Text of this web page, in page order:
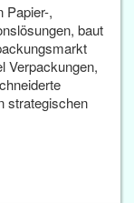
Papier-,
baut
Verpackungen,
strategischen